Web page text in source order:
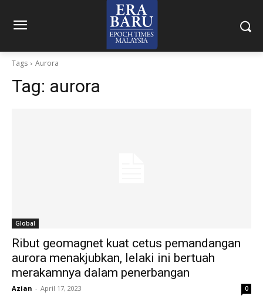
Tags Aurora
Tag: aurora
Global
Ribut geomagnet kuat cetus pemandangan
aurora menakjubkan, lelaki ini bertuah
merakamnya dalam penerbangan
Azian - April 17, 2023 0